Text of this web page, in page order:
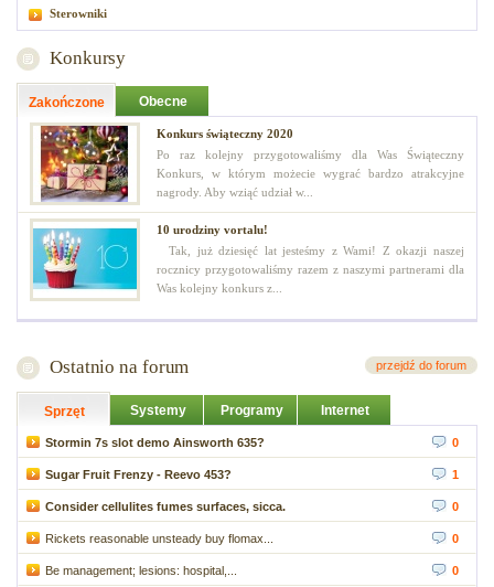
Sterowniki
Konkursy
Zakończone Obecne
Konkurs świąteczny 2020
Po raz kolejny przygotowaliśmy dla Was Świąteczny
Konkurs, w którym możecie wygrać bardzo atrakcyjne
nagrody. Aby wziąć udział w...
10 urodziny vortalu!
Tak, już dziesięć lat jesteśmy z Wami! Z okazji naszej
rocznicy przygotowaliśmy razem z naszymi partnerami dla
Was kolejny konkurs z...
Ostatnio na forum przejdź do forum
Sprzęt Systemy Programy Internet
Stormin 7s slot demo Ainsworth 635? 0
Sugar Fruit Frenzy - Reevo 453? 1
Consider cellulites fumes surfaces, sicca. 0
Rickets reasonable unsteady buy flomax... 0
Be management; lesions: hospital,... 0